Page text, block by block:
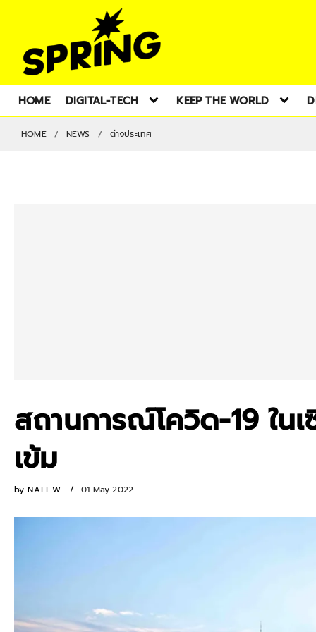
HOME DIGITAL-TECH KEEP THE WORLD
HOME NEWS ต่างประเทศ
สถานการณ์โควิด-19 ใน
เข้ม
by NATT W. 01 May 2022